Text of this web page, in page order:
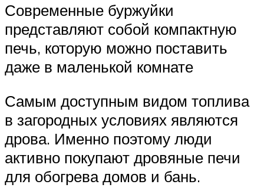
Современные буржуйки
представляют собой компактную
печь, которую можно поставить
даже в маленькой комнате
Самым доступным видом топлива
в загородных условиях являются
дрова. Именно поэтому люди
активно покупают дровяные печи
для обогрева домов и бань.